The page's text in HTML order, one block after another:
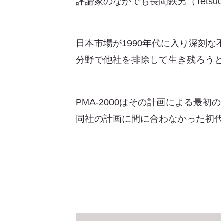
日本市場が1990年代に入り深刻
分野で他社を排除して生き残ろう
PMA-2000はその計画による最初の
同社の計画に間に合わなかった初